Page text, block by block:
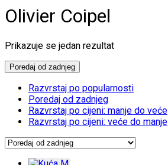
Olivier Coipel
Prikazuje se jedan rezultat
Poredaj od zadnjeg
Razvrstaj po popularnosti
Poredaj od zadnjeg
Razvrstaj po cijeni: manje do veće
Razvrstaj po cijeni: veće do manje